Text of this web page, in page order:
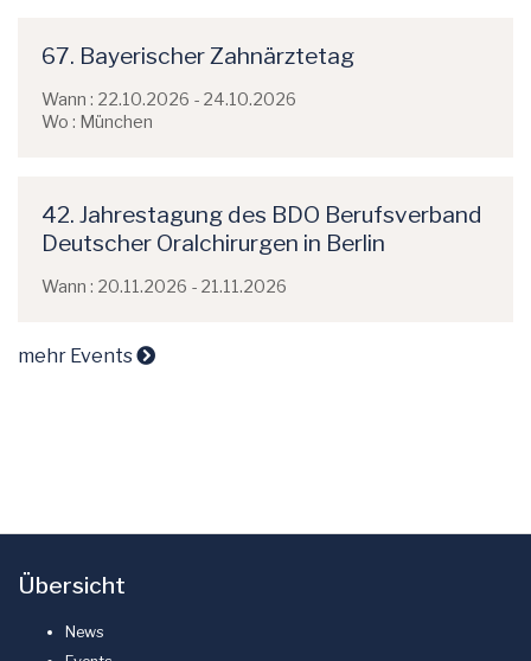
67. Bayerischer Zahnärztetag
Wann : 22.10.2026 - 24.10.2026
Wo : München
42. Jahrestagung des BDO Berufsverband
Deutscher Oralchirurgen in Berlin
Wann : 20.11.2026 - 21.11.2026
mehr Events
Übersicht
News